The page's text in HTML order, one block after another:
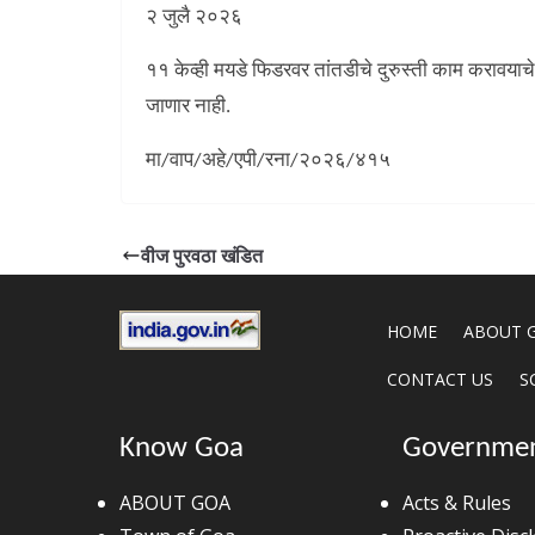
२ जुलै २०२६
११ केव्ही मयडे फिडरवर तांतडीचे दुरुस्ती काम
जाणार नाही.
मा/वाप/अहे/एपी/रना/२०२६/४१५
वीज पुरवठा खंडित
HOME ABOUT
CONTACT US
Know Goa
ABOUT GOA
Acts & Rules